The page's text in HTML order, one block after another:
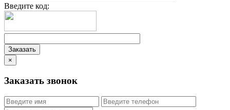
Введите код:
×
Заказать звонок